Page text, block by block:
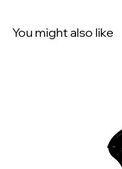
You might also like